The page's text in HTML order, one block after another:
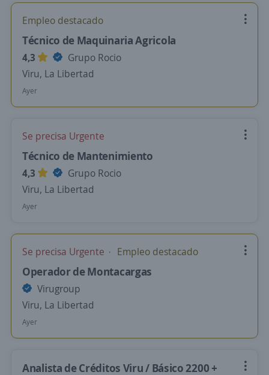
Empleo destacado
Técnico de Maquinaria Agricola
4,3
Grupo Rocio
Viru, La Libertad
Ayer
Se precisa Urgente
Técnico de Mantenimiento
4,3
Grupo Rocio
Viru, La Libertad
Ayer
Se precisa Urgente Empleo destacado
Operador de Montacargas
Virugroup
Viru, La Libertad
Ayer
Analista de Créditos Viru / Básico 2200 +